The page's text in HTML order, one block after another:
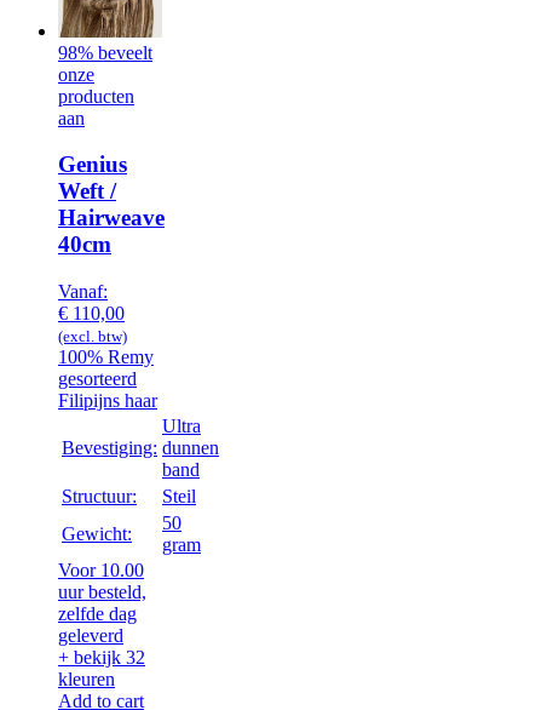
98% beveelt
onze
producten
aan
Genius
Weft /
Hairweave
40cm
Vanaf:
€ 110,00
(excl. btw)
100% Remy
gesorteerd
Filipijns haar
Bevestiging:
Ultra
dunnen
band
Structuur:
Steil
Gewicht:
50
gram
Voor 10.00
uur besteld,
zelfde dag
geleverd
+ bekijk 32
kleuren
Add to cart